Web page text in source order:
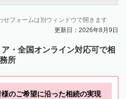
せフォームは別ウィンドウで開きます
更新日：2026年8月9日
・全国オンライン対応可で相
所
様のご希望に沿った相続の実現